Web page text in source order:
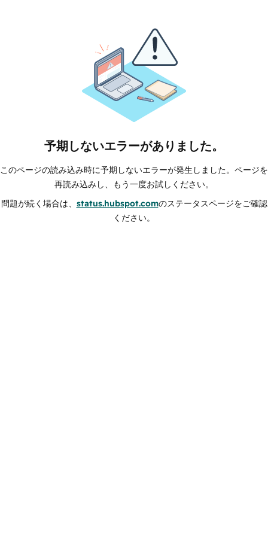
予期しないエラーがありました。
このページの読み込み時に予期しないエラーが発生しました。ページを
再読み込みし、もう一度お試しください。
問題が続く場合は、 status.hubspot.comのステータスページをご確認
ください。